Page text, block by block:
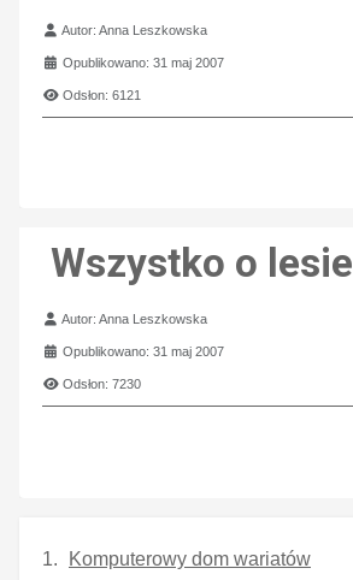
Szczegóły
Autor:Anna Leszkowska
Opublikowano: 31 maj 2007
Odsłon: 6121
Wszystko o lesie
Szczegóły
Autor:Anna Leszkowska
Opublikowano: 31 maj 2007
Odsłon: 7230
Komputerowy dom wariatów